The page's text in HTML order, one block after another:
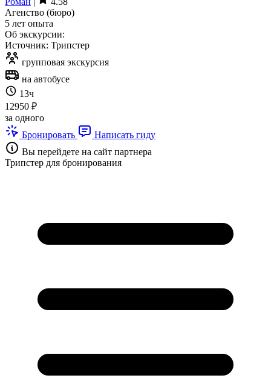
Агенство (бюро)
5 лет опыта
Об экскурсии:
Источник: Трипстер
групповая экскурсия
на автобусе
13ч
12950 ₽
за одного
Бронировать
Написать гиду
Вы перейдете на сайт партнера
Трипстер для бронирования